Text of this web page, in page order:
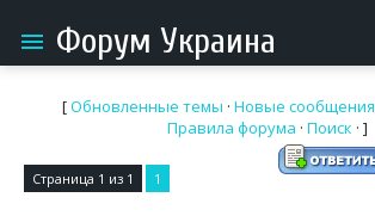
menu Форум Украина
[Обновленные темы · Новые сообщения
Правила форума · Поиск · ]
Страница 1 из 1 1